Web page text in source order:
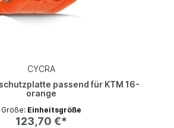
CYCRA
passend für KTM 16-
orange
Größe: Einheitsgröße
123,70 €*